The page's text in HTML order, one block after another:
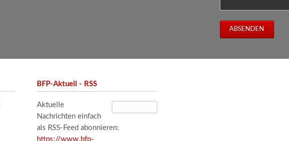
ABSENDEN
BFP-Aktuell - RSS
Aktuelle
Nachrichten einfach
als RSS-Feed abonnieren:
https://www.bfp-